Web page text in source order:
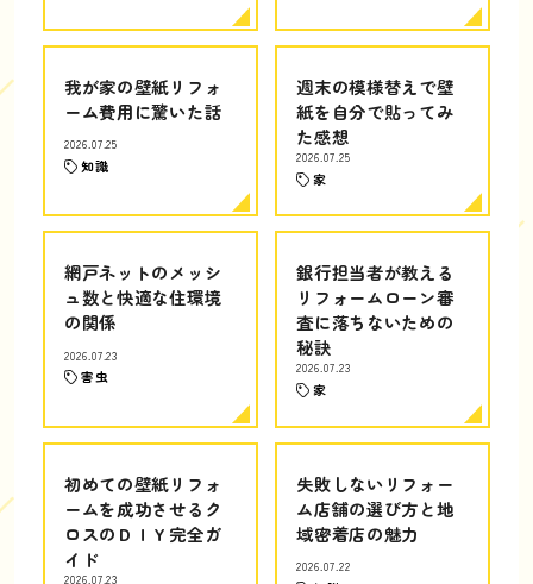
我が家の壁紙リフォ
ーム費用に驚いた話
2026.07.25
知識
週末の模様替えで壁
紙を自分で貼ってみ
た感想
2026.07.25
家
網戸ネットのメッシ
ュ数と快適な住環境
の関係
2026.07.23
害虫
銀行担当者が教える
リフォームローン審
査に落ちないための
秘訣
2026.07.23
家
初めての壁紙リフォ
ームを成功させるク
ロスのＤＩＹ完全ガ
イド
2026.07.23
失敗しないリフォー
ム店舗の選び方と地
域密着店の魅力
2026.07.22